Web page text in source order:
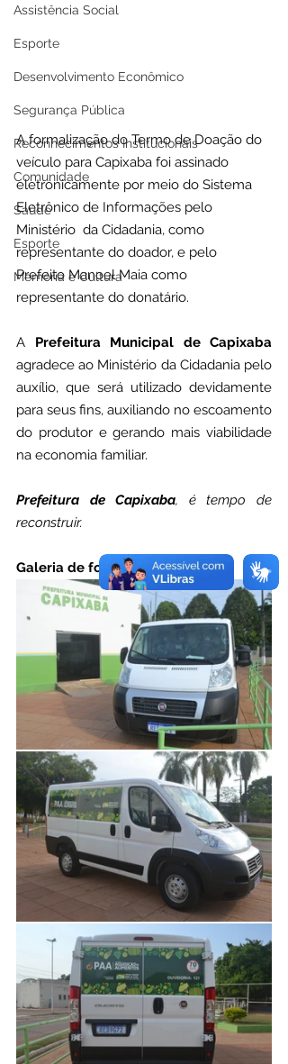
Assistência Social
Esporte
Desenvolvimento Econômico
Segurança Pública
Reconhecimentos Institucionais
Comunidade
Saúde
Esporte
Memória e Cultura
A formalização do Termo de Doação do
veículo para Capixaba foi assinado
eletronicamente por meio do Sistema
Eletrônico de Informações pelo
Ministério  da Cidadania, como
representante do doador, e pelo
Prefeito Manoel Maia como
representante do donatário.
A
agradece ao Ministério da Cidadania pelo
auxílio, que será utilizado devidamente
para seus fins, auxiliando no escoamento
do produtor e gerando mais viabilidade
na economia familiar.
Prefeitura de Capixaba, é tempo de
reconstruir.
Galeria de fotos: